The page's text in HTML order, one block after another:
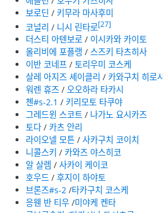
보로딘 / 키무라 마사후미
코널리 / 니시 린타로[27]
더스티 아텐보로 / 이시카와 카이토
올리비에 포플랭 /스즈키 타츠히사
이반 코네프 /토리우미 코스케
살레 아지즈 셰이클리 / 카와구치 히로시
워렌 휴즈 /오오하라 타카시
첸#s-2.1 / 키리모토 타쿠야
그레드윈 스코트 / 나가노 요시카즈
토다 / 카츠 안리
라이오넬 모튼 /사카구치 코이치
니콜스키 / 카와즈 야스히코
알 살렘 /사카이 케이코
호우드 /후지이 하야토
브론즈#s-2 /타카구치 코스케
응웬 반 티우 /미야케 켄타